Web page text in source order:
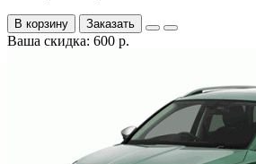
В корзину Заказать
Ваша скидка: 600 р.